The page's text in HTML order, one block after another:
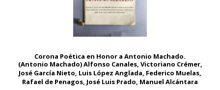
Corona Poética en Honor a Antonio Machado.
(Antonio Machado) Alfonso Canales, Victoriano Crémer,
José García Nieto, Luis López Anglada, Federico Muelas,
Rafael de Penagos, José Luis Prado, Manuel Alcántara